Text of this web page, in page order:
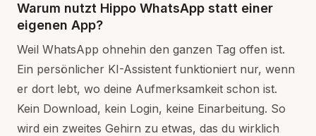
Warum nutzt Hippo WhatsApp statt einer
eigenen App?
Weil WhatsApp ohnehin den ganzen Tag offen ist.
Ein persönlicher KI-Assistent funktioniert nur, wenn
er dort lebt, wo deine Aufmerksamkeit schon ist.
Kein Download, kein Login, keine Einarbeitung. So
wird ein zweites Gehirn zu etwas, das du wirklich